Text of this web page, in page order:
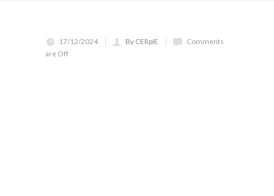
17/12/2024 By CERpIE
Comments
are Off